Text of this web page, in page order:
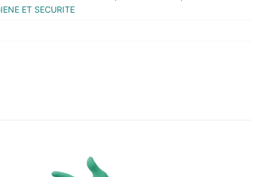
ET SECURITE